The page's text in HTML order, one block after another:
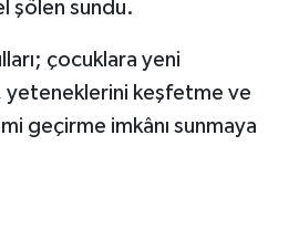
şölen sundu.
çocuklara yeni
yeteneklerini keşfetme ve
geçirme imkânı sunmaya